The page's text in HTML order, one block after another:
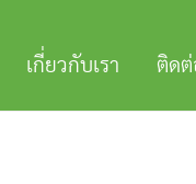
เกี่ยวกับเรา ติดต่